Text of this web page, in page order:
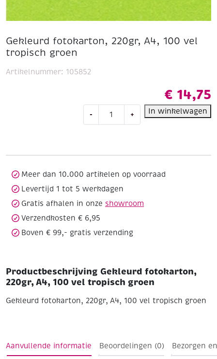
Gekleurd fotokarton, 220gr, A4, 100 vel
tropisch groen
€ 14,75
-
fotokarton,
tropisch
+ In winkelwagen
Artikelnummer: 105852
Meer dan 10.000 artikelen op voorraad
Levertijd 1 tot 5 werkdagen
Gratis afhalen in onze showroom
Verzendkosten € 6,95
Boven € 99,- gratis verzending
Productbeschrijving Gekleurd fotokarton,
220gr, A4, 100 vel tropisch groen
Gekleurd fotokarton, 220gr, A4, 100 vel tropisch groen
Aanvullende informatie Beoordelingen (0) Bezorgen